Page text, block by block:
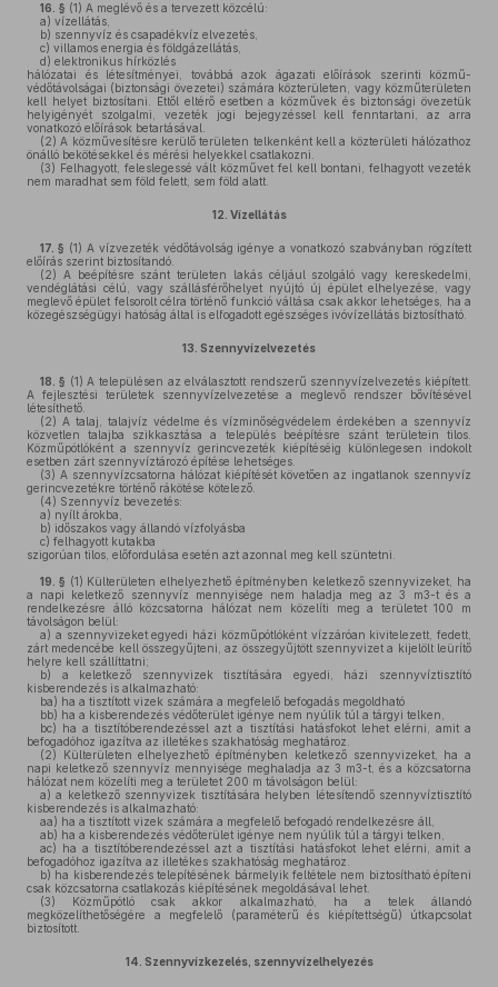
16. § (1) A meglévő és a tervezett közcélú:
a) vízellátás,
b) szennyvíz és csapadékvíz elvezetés,
c) villamos energia és földgázellátás,
d) elektronikus hírközlés
hálózatai és létesítményei, továbbá azok ágazati előírások szerinti közmű-
védőtávolságai (biztonsági övezetei) számára közterületen, vagy közműterületen
kell helyet biztosítani. Ettől eltérő esetben a közművek és biztonsági övezetük
helyigényét szolgalmi, vezeték jogi bejegyzéssel kell fenntartani, az arra
vonatkozó előírások betartásával.
(2) A közművesítésre kerülő területen telkenként kell a közterületi hálózathoz
önálló bekötésekkel és mérési helyekkel csatlakozni.
(3) Felhagyott, feleslegessé vált közművet fel kell bontani, felhagyott vezeték
nem maradhat sem föld felett, sem föld alatt.
12. Vízellátás
17. § (1) A vízvezeték védőtávolság igénye a vonatkozó szabványban rögzített
előírás szerint biztosítandó.
(2) A beépítésre szánt területen lakás céljául szolgáló vagy kereskedelmi,
vendéglátási célú, vagy szállásférőhelyet nyújtó új épület elhelyezése, vagy
meglevő épület felsorolt célra történő funkció váltása csak akkor lehetséges, ha a
közegészségügyi hatóság által is elfogadott egészséges ivóvízellátás biztosítható.
13. Szennyvízelvezetés
18. § (1) A településen az elválasztott rendszerű szennyvízelvezetés kiépített.
A fejlesztési területek szennyvízelvezetése a meglevő rendszer bővítésével
létesíthető.
(2) A talaj, talajvíz védelme és vízminőségvédelem érdekében a szennyvíz
közvetlen talajba szikkasztása a település beépítésre szánt területein tilos.
Közműpótlóként a szennyvíz gerincvezeték kiépítéséig különlegesen indokolt
esetben zárt szennyvíztározó építése lehetséges.
(3) A szennyvízcsatorna hálózat kiépítését követően az ingatlanok szennyvíz
gerincvezetékre történő rákötése kötelező.
(4) Szennyvíz bevezetés:
a) nyílt árokba,
b) időszakos vagy állandó vízfolyásba
c) felhagyott kutakba
szigorúan tilos, előfordulása esetén azt azonnal meg kell szüntetni.
19. § (1) Külterületen elhelyezhető építményben keletkező szennyvizeket, ha
a napi keletkező szennyvíz mennyisége nem haladja meg az 3 m3-t és a
rendelkezésre álló közcsatorna hálózat nem közelíti meg a területet 100 m
távolságon belül:
a) a szennyvizeket egyedi házi közműpótlóként vízzáróan kivitelezett, fedett,
zárt medencébe kell összegyűjteni, az összegyűjtött szennyvizet a kijelölt leürítő
helyre kell szállíttatni;
b) a keletkező szennyvizek tisztítására egyedi, házi szennyvíztisztító
kisberendezés is alkalmazható:
ba) ha a tisztított vizek számára a megfelelő befogadás megoldható
bb) ha a kisberendezés védőterület igénye nem nyúlik túl a tárgyi telken,
bc) ha a tisztítóberendezéssel azt a tisztítási hatásfokot lehet elérni, amit a
befogadóhoz igazítva az illetékes szakhatóság meghatároz.
(2) Külterületen elhelyezhető építményben keletkező szennyvizeket, ha a
napi keletkező szennyvíz mennyisége meghaladja az 3 m3-t, és a közcsatorna
hálózat nem közelíti meg a területet 200 m távolságon belül:
a) a keletkező szennyvizek tisztítására helyben létesítendő szennyvíztisztító
kisberendezés is alkalmazható:
aa) ha a tisztított vizek számára a megfelelő befogadó rendelkezésre áll,
ab) ha a kisberendezés védőterület igénye nem nyúlik túl a tárgyi telken,
ac) ha a tisztítóberendezéssel azt a tisztítási hatásfokot lehet elérni, amit a
befogadóhoz igazítva az illetékes szakhatóság meghatároz.
b) ha kisberendezés telepítésének bármelyik feltétele nem biztosítható építeni
csak közcsatorna csatlakozás kiépítésének megoldásával lehet.
(3) Közműpótló csak akkor alkalmazható, ha a telek állandó
megközelíthetőségére a megfelelő (paraméterű és kiépítettségű) útkapcsolat
biztosított.
14. Szennyvízkezelés, szennyvízelhelyezés